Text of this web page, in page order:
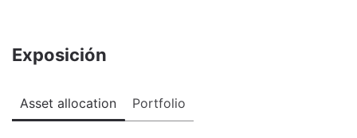
Exposición
Asset allocation Portfolio